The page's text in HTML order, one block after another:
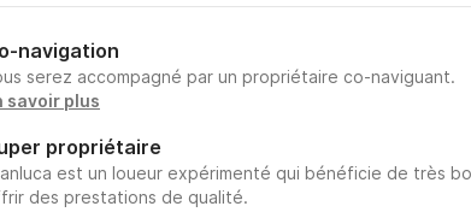
navigation
serez accompagné par un propriétaire co-naviguant.
savoir plus
propriétaire
est un loueur expérimenté qui bénéficie de très
des prestations de qualité.